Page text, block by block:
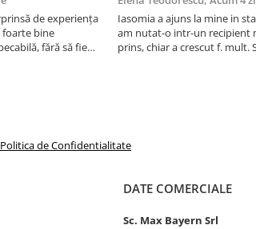
de experiența
foarte bine
fără să fie
Iasomia a ajuns la mine in
am nutat-o intr-un recipient
prins, chiar a crescut f. mult.
Politica de Confidentialitate
DATE COMERCIALE
Sc. Max Bayern Srl